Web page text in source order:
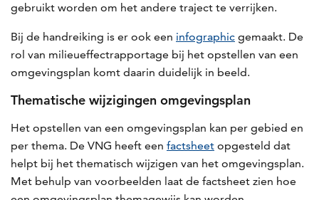
gebruikt worden om het andere traject te verrijken.
Bij de handreiking is er ook een infographic gemaakt. De
rol van milieueffectrapportage bij het opstellen van een
omgevingsplan komt daarin duidelijk in beeld.
Thematische wijzigingen omgevingsplan
Het opstellen van een omgevingsplan kan per gebied en
per thema. De VNG heeft een factsheet opgesteld dat
helpt bij het thematisch wijzigen van het omgevingsplan.
Met behulp van voorbeelden laat de factsheet zien hoe